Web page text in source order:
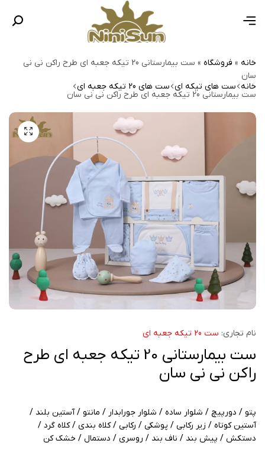
خانه » فروشگاه »
ست بیمارستانی 20 تیکه جعبه ای طرح راکن نی نی
سان
خانه ست های تیکه ای ست های 20 تیکه جعبه ای
ست بیمارستانی 20 تیکه جعبه ای طرح راکن نی نی سان
نام تجاری: ست 20 تیکه جعبه ای
ست بیمارستانی 20 تیکه جعبه ای طرح
راکن نی نی سان
پتو / دورپیچ / شلوار ساده / شلوار جورابدار / مانتو / آستین بلند /
آستین کوتاه / زیر رکابی / پوشکی / رکابی / کلاه بندی / کلاه گرد /
دستکش / پیش بند / ناف بند / روسری / دستمال / خشک کن